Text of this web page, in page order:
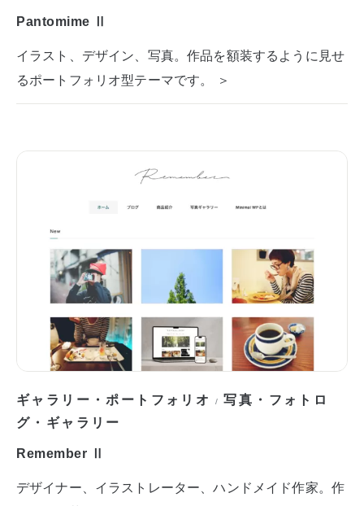
Pantomime Ⅱ
イラスト、デザイン、写真。作品を額装するように見せ
るポートフォリオ型テーマです。 ＞
ギャラリー・ポートフォリオ /写真・フォトロ
グ・ギャラリー
Remember Ⅱ
デザイナー、イラストレーター、ハンドメイド作家。作